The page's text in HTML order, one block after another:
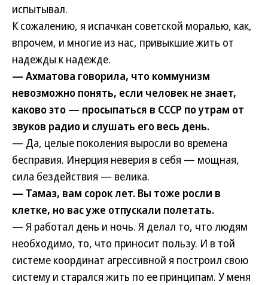
испытывал.
К сожалению, я испачкан советской моралью, как,
впрочем, и многие из нас, привыкшие жить от
надежды к надежде.
— Ахматова говорила, что коммунизм
невозможно понять, если человек не знает,
каково это — просыпаться в СССР по утрам от
звуков радио и слушать его весь день.
— Да, целые поколения выросли во времена
бесправия. Инерция неверия в себя — мощная,
сила бездействия — велика.
— Тамаз, вам сорок лет. Вы тоже росли в
клетке, но вас уже отпускали полетать.
— Я работал день и ночь. Я делал то, что людям
необходимо, то, что приносит пользу. И в той
системе координат агрессивной я построил свою
систему и старался жить по ее принципам. У меня